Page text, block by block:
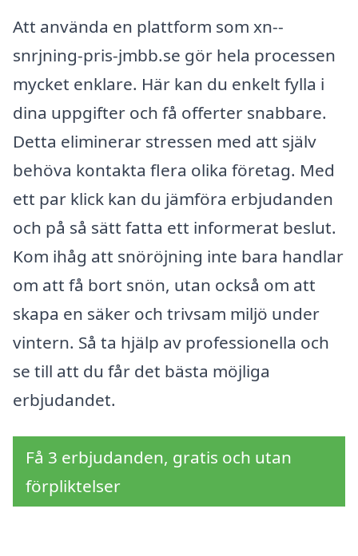
Att använda en plattform som xn--
snrjning-pris-jmbb.se gör hela processen
mycket enklare. Här kan du enkelt fylla i
dina uppgifter och få offerter snabbare.
Detta eliminerar stressen med att själv
behöva kontakta flera olika företag. Med
ett par klick kan du jämföra erbjudanden
och på så sätt fatta ett informerat beslut.
Kom ihåg att snöröjning inte bara handlar
om att få bort snön, utan också om att
skapa en säker och trivsam miljö under
vintern. Så ta hjälp av professionella och
se till att du får det bästa möjliga
erbjudandet.
Få 3 erbjudanden, gratis och utan
förpliktelser